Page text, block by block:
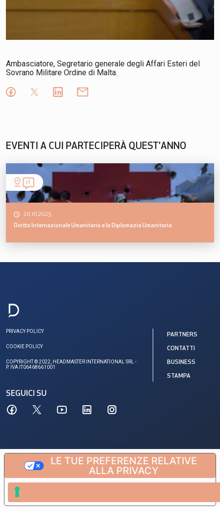
Ambasciatore, Segretario generale degli Affari Esteri del
Sovrano Militare Ordine di Malta.
EVENTI A CUI PARTECIPERÀ QUEST'ANNO
IT
20.10.2025
Diritto Internazionale Umanitario e la Diplomazia Umanitaria
PRIVACY POLICY
COOKIE POLICY
COPYRIGHT © 2022, HEADMASTER INTERNATIONAL SRL -
P. IVA IT06468661001
SEGUICI SU
PARTNERS
CONTATTI
BUSINESS
STAMPA
Informativa sulla raccolta
LE TUE PREFERENZE RELATIVE
ALLA PRIVACY